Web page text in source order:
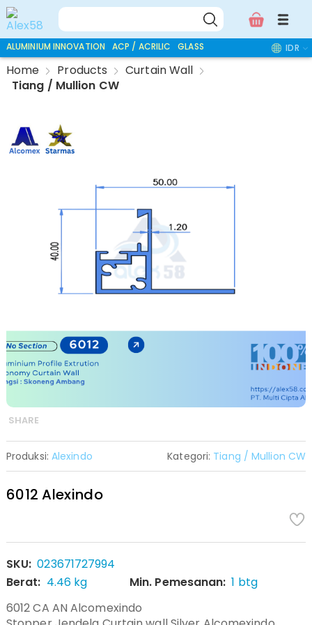
ALUMINIUM INNOVATION ACP / ACRILIC GLASS ACCESSORIES IDR
Home Products
Curtain Wall
Tiang / Mullion CW
SHARE
Produksi: Alexindo Kategori: Tiang / Mullion CW
6012 Alexindo
SKU: 023671727994
Berat: 4.46 kg Min. Pemesanan: 1 btg
6012 CA AN Alcomexindo